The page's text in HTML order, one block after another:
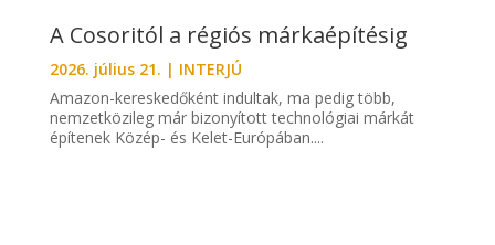
A Cosoritól a régiós márkaépítésig
2026. július 21. | INTERJÚ
Amazon-kereskedőként indultak, ma pedig több,
nemzetközileg már bizonyított technológiai márkát
építenek Közép- és Kelet-Európában....